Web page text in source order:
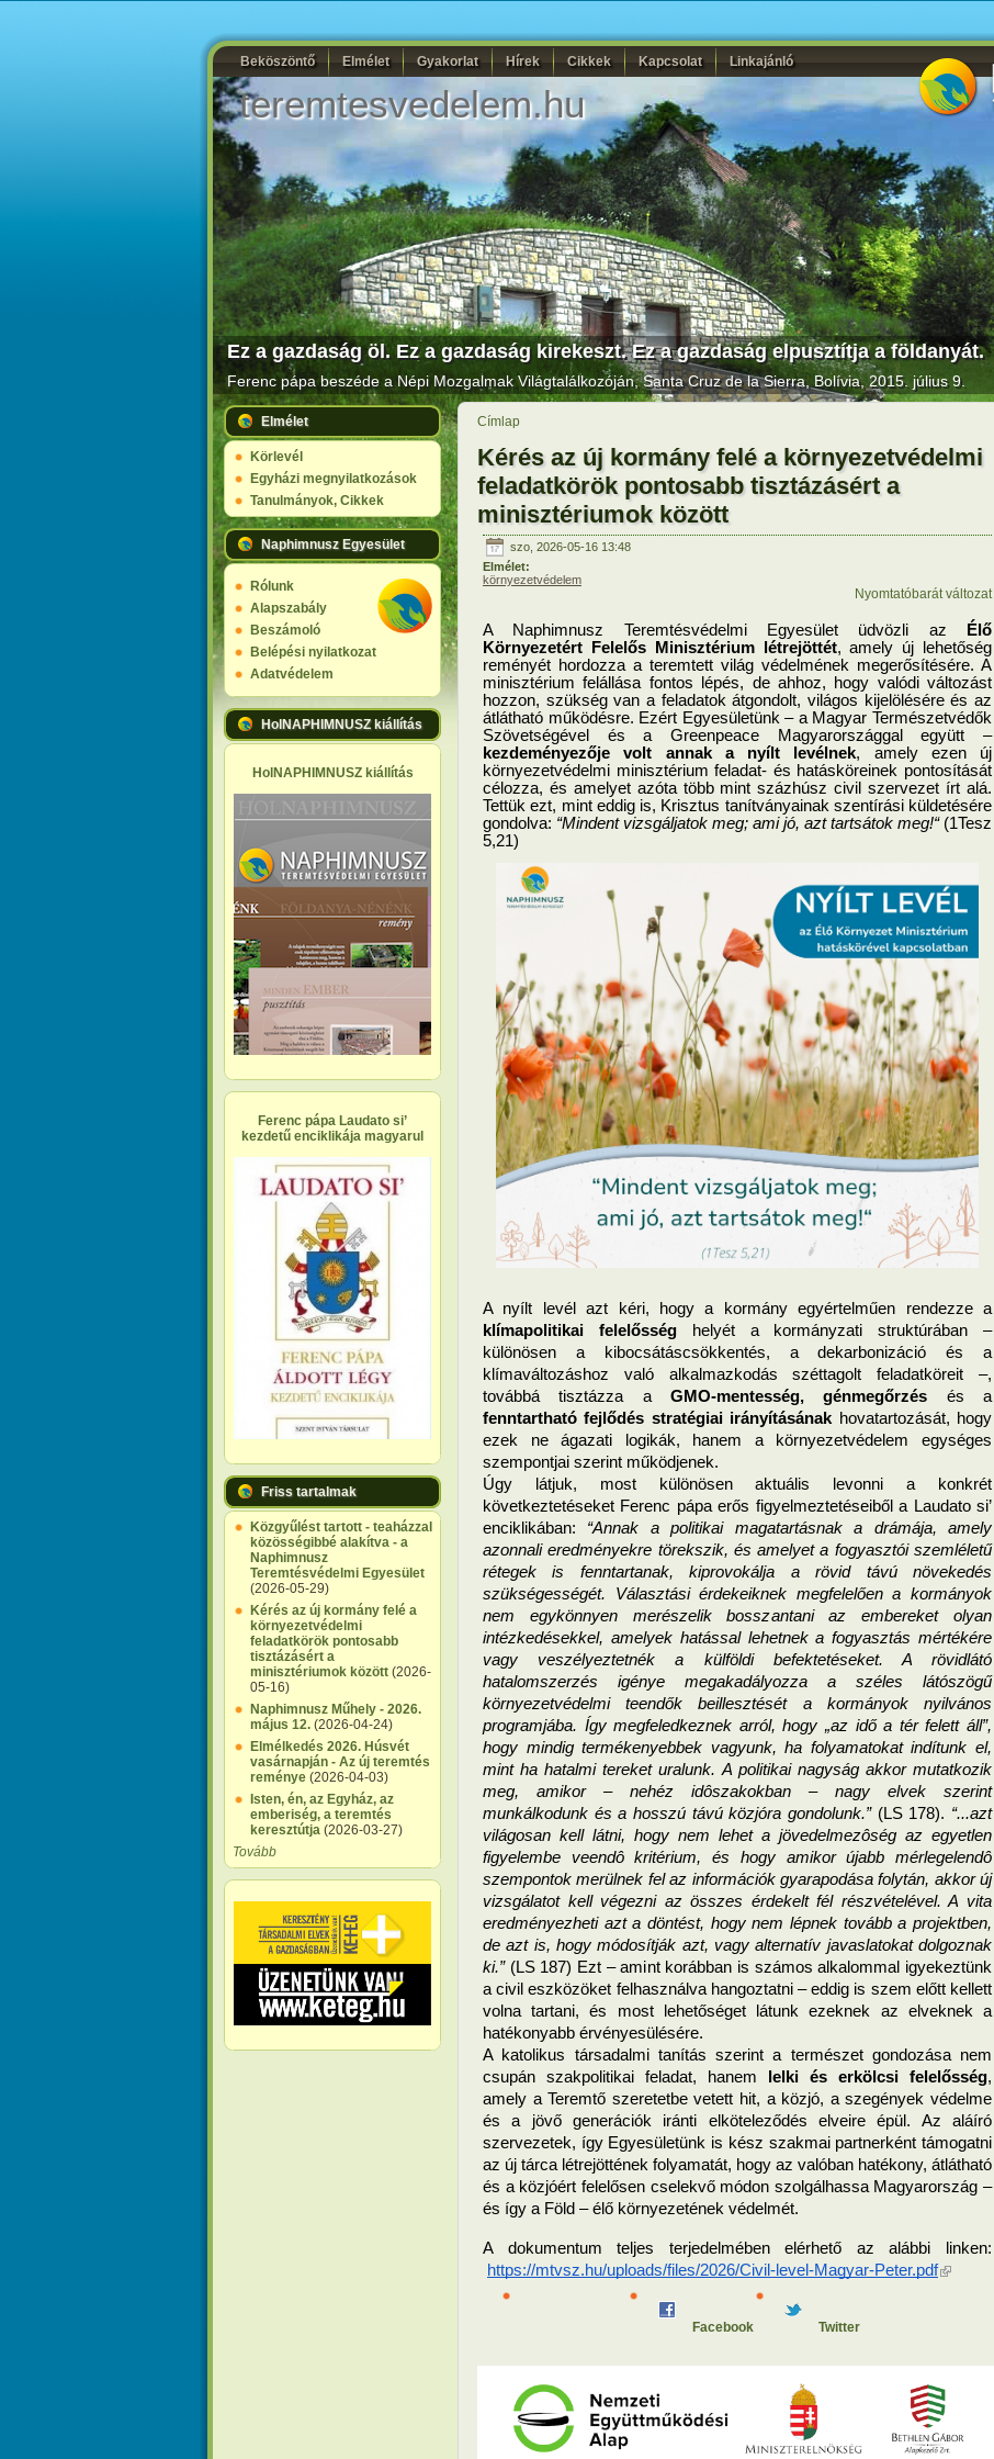
Beköszöntő Elmélet Gyakorlat Hírek Cikkek Kapcsolat Linkajánló
teremtesvedelem.hu
Ez a gazdaság öl. Ez a gazdaság kirekeszt. Ez a gazdaság elpusztítja a földanyát.
Ferenc pápa beszéde a Népi Mozgalmak Világtalálkozóján, Santa Cruz de la Sierra, Bolívia, 2015. július 9.
Elmélet
Körlevél
Egyházi megnyilatkozások
Tanulmányok, Cikkek
Naphimnusz Egyesület
Rólunk
Alapszabály
Beszámoló
Belépési nyilatkozat
Adatvédelem
HolNAPHIMNUSZ kiállítás
HolNAPHIMNUSZ kiállítás
Ferenc pápa Laudato si’
kezdetű enciklikája magyarul
Friss tartalmak
Közgyűlést tartott - teaházzal
közösségibbé alakítva - a
Naphimnusz
Teremtésvédelmi Egyesület
(2026-05-29)
Kérés az új kormány felé a
környezetvédelmi
feladatkörök pontosabb
tisztázásért a
minisztériumok között (2026-
05-16)
Naphimnusz Műhely - 2026.
május 12. (2026-04-24)
Elmélkedés 2026. Húsvét
vasárnapján - Az új teremtés
reménye (2026-04-03)
Isten, én, az Egyház, az
emberiség, a teremtés
keresztútja (2026-03-27)
Tovább
Címlap
Kérés az új kormány felé a környezetvédelmi
feladatkörök pontosabb tisztázásért a
minisztériumok között
szo, 2026-05-16 13:48
Elmélet:
környezetvédelem
Nyomtatóbarát változat
A Naphimnusz Teremtésvédelmi Egyesület üdvözli az
Élő
Környezetért Felelős Minisztérium létrejöttét, amely új lehetőség
reményét hordozza a teremtett világ védelmének megerősítésére. A
minisztérium felállása fontos lépés, de ahhoz, hogy valódi változást
hozzon, szükség van a feladatok átgondolt, világos kijelölésére és az
átlátható működésre. Ezért Egyesületünk – a Magyar Természetvédők
Szövetségével és a Greenpeace Magyarországgal együtt –
kezdeményezője
volt annak a nyílt levélnek, amely ezen új
környezetvédelmi minisztérium feladat- és hatásköreinek pontosítását
célozza, és amelyet azóta több mint százhúsz civil szervezet írt alá.
Tettük ezt, mint eddig is, Krisztus tanítványainak szentírási küldetésére
gondolva: “Mindent vizsgáljatok meg; ami jó, azt tartsátok meg!“ (1Tesz
5,21)
klímapolitikai felelősség helyét a kormányzati struktúrában –
különösen a kibocsátáscsökkentés, a dekarbonizáció és a
klímaváltozáshoz való alkalmazkodás széttagolt feladatköreit –,
továbbá tisztázza a GMO‑mentesség, génmegőrzés
fenntartható fejlődés stratégiai irányításának hovatartozását, hogy
ezek ne ágazati logikák, hanem a környezetvédelem egységes
szempontjai szerint működjenek.
Úgy látjuk, most különösen aktuális levonni a konkrét
következtetéseket Ferenc pápa erős figyelmeztetéseiből a Laudato si’
enciklikában: “Annak a politikai magatartásnak a drámája, amely
azonnali eredményekre törekszik, és amelyet a fogyasztói szemléletű
rétegek is fenntartanak, kiprovokálja a rövid távú növekedés
szükségességét. Választási érdekeiknek megfelelően a kormányok
nem egykönnyen merészelik bosszantani az embereket olyan
intézkedésekkel, amelyek hatással lehetnek a fogyasztás mértékére
vagy veszélyeztetnék a külföldi befektetéseket. A rövidlátó
hatalomszerzés igénye megakadályozza a széles látószögű
környezetvédelmi teendők beillesztését a kormányok nyilvános
programjába. Így megfeledkeznek arról, hogy „az idő a tér felett áll”,
hogy mindig termékenyebbek vagyunk, ha folyamatokat indítunk el,
mint ha hatalmi tereket uralunk. A politikai nagyság akkor mutatkozik
meg, amikor – nehéz idôszakokban – nagy elvek szerint
munkálkodunk és a hosszú távú közjóra gondolunk.” (LS 178). “...azt
világosan kell látni, hogy nem lehet a jövedelmezôség az egyetlen
figyelembe veendô kritérium, és hogy amikor újabb mérlegelendô
szempontok merülnek fel az információk gyarapodása folytán, akkor új
vizsgálatot kell végezni az összes érdekelt fél részvételével. A vita
eredményezheti azt a döntést, hogy nem lépnek tovább a projektben,
de azt is, hogy módosítják azt, vagy alternatív javaslatokat dolgoznak
ki.” (LS 187) Ezt – amint korábban is számos alkalommal igyekeztünk
a civil eszközöket felhasználva hangoztatni – eddig is szem előtt kellett
volna tartani, és most lehetőséget látunk ezeknek az elveknek a
hatékonyabb érvényesülésére.
A katolikus társadalmi tanítás szerint a természet gondozása nem
csupán szakpolitikai feladat, hanem
lelki és erkölcsi felelősség,
amely a Teremtő szeretetbe vetett hit, a közjó, a szegények védelme
és a jövő generációk iránti elköteleződés elveire épül. Az aláíró
szervezetek, így Egyesületünk is kész szakmai partnerként támogatni
az új tárca létrejöttének folyamatát, hogy az valóban hatékony, átlátható
és a közjóért felelősen cselekvő módon szolgálhassa Magyarország –
és így a Föld – élő környezetének védelmét.
A dokumentum teljes terjedelmében elérhető az alábbi linken:
https://mtvsz.hu/uploads/files/2026/Civil-level-Magyar-Peter.pdf(külső
Facebook Twitter